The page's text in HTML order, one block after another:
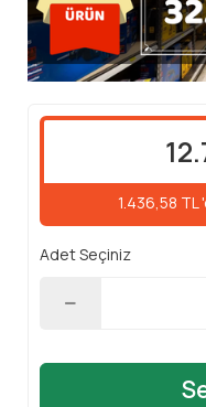
1.436,58
Adet Seçiniz